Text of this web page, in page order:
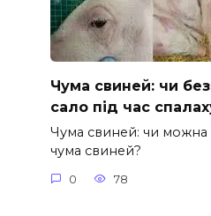
Чума свиней: чи
сало під час
Чума свиней: чи можна
чума свиней?
0 78